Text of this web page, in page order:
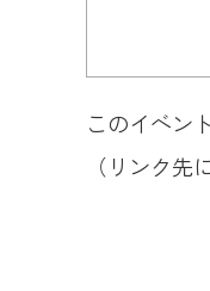
このイベン
（リンク先